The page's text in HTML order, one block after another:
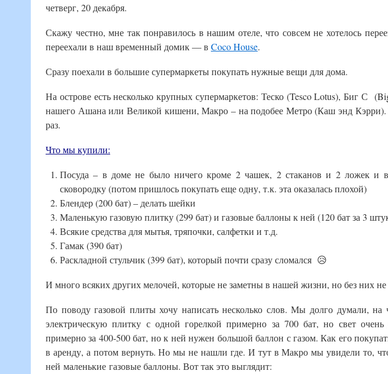
четверг, 20 декабря.
Скажу честно, мне так понравилось в нашим отеле, что совсем не хотелось
переехали в наш временный домик — в Coco House.
Сразу поехали в большие супермаркеты покупать нужные вещи для дома.
На острове есть несколько крупных супермаркетов: Теско (Tesco Lotus), Биг С
нашего Ашана или Великой кишени, Макро – на подобее Метро (Каш энд Кэрри).
раз.
Что мы купили:
Посуда – в доме не было ничего кроме 2 чашек, 2 стаканов и 2 ложек и
сковородку (потом пришлось покупать еще одну, т.к. эта оказалась плохой)
Блендер (200 бат) – делать шейки
Маленькую газовую плитку (299 бат) и газовые баллоны к ней (120 бат за 3
Всякие средства для мытья, тряпочки, салфетки и т.д.
Гамак (390 бат)
Раскладной стульчик (399 бат), который почти сразу сломался 😥
И много всяких других мелочей, которые не заметны в нашей жизни, но без них
По поводу газовой плиты хочу написать несколько слов. Мы долго думали,
электрическую плитку с одной горелкой примерно за 700 бат, но свет
примерно за 400-500 бат, но к ней нужен большой баллон с газом. Как его
в аренду, а потом вернуть. Но мы не нашли где. И тут в Макро мы увидели то,
ней маленькие газовые баллоны. Вот так это выглядит: